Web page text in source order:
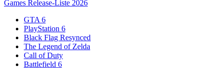
Games Release-Liste 2026
GTA 6
PlayStation 6
Black Flag Resynced
The Legend of Zelda
Call of Duty
Battlefield 6